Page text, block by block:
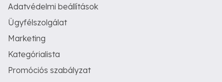
Adatvédelmi beállítások
Ügyfélszolgálat
Marketing
Kategórialista
Promóciós szabályzat